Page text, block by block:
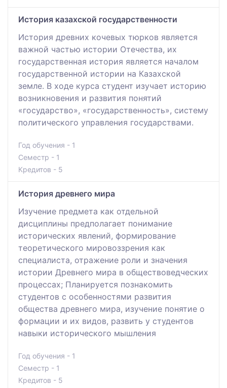
История казахской государственности
История древних кочевых тюрков является
важной частью истории Отечества, их
государственная история является началом
государственной истории на Казахской
земле. В ходе курса студент изучает историю
возникновения и развития понятий
«государство», «государственность», систему
политического управления государствами.
Год обучения - 1
Семестр - 1
Кредитов - 5
История древнего мира
Изучение предмета как отдельной
дисциплины предполагает понимание
исторических явлений, формирование
теоретического мировоззрения как
специалиста, отражение роли и значения
истории Древнего мира в обществоведческих
процессах; Планируется познакомить
студентов с особенностями развития
общества древнего мира, изучение понятие о
формации и их видов, развить у студентов
навыки исторического мышления
Год обучения - 1
Семестр - 1
Кредитов - 5